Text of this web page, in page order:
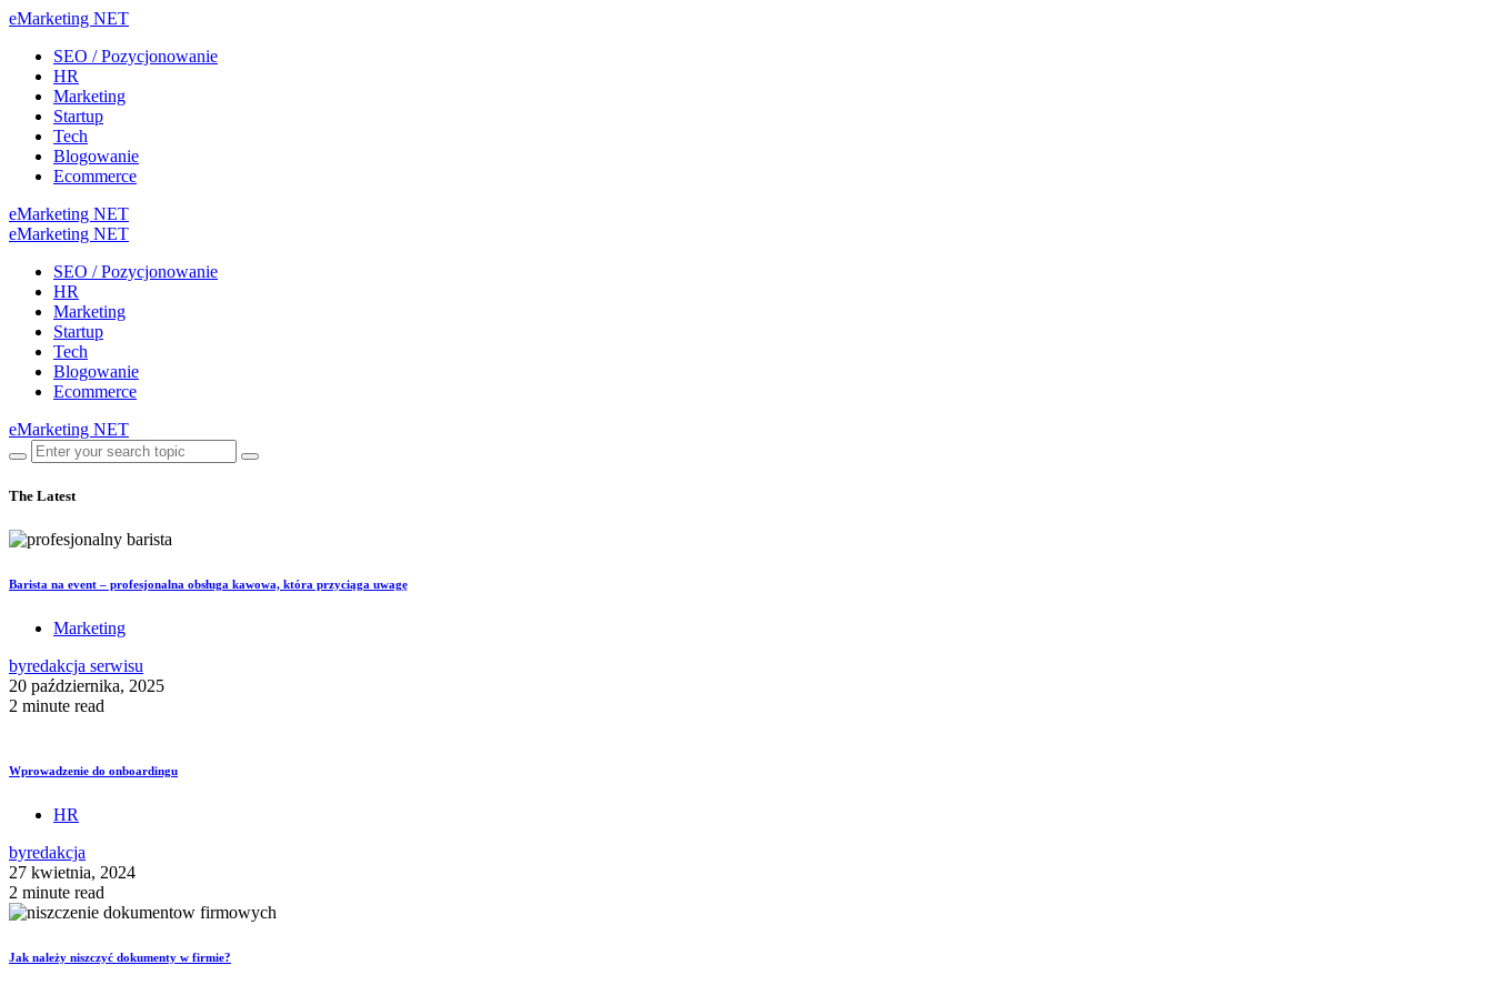
eMarketing NET
SEO / Pozycjonowanie
HR
Marketing
Startup
Tech
Blogowanie
Ecommerce
eMarketing NET
eMarketing NET
SEO / Pozycjonowanie
HR
Marketing
Startup
Tech
Blogowanie
Ecommerce
eMarketing NET
The Latest
Barista na event – profesjonalna obsługa kawowa, która przyciąga uwagę
Marketing
byredakcja serwisu
20 października, 2025
2 minute read
Wprowadzenie do onboardingu
HR
byredakcja
27 kwietnia, 2024
2 minute read
Jak należy niszczyć dokumenty w firmie?